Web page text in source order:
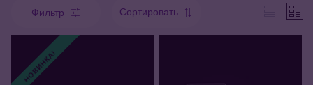
Фильтр Сортировать
НОВИНКА!